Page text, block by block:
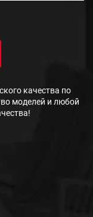
качества по
моделей и любой